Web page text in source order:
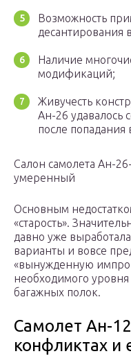
Возможность
десантирования
Наличие
модификаций;
Живучесть
Ан-26 удавалось
после попадания
Салон самолета Ан-
умеренный
Основным
«старость».
давно уже
варианты и вовсе
«вынужденную
необходимого
багажных полок.
Самолет Ан-
конфликтах и